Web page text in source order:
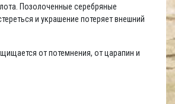
Позолоченные серебряные
и украшение потеряет внешний
от потемнения, от царапин и